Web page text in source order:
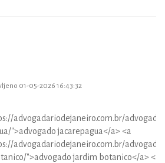
01-05-2026 16:43:32
advogadariodejaneiro.com.br/advogado-
">advogado jacarepagua</a> <a
advogadariodejaneiro.com.br/advogado-
">advogado jardim botanico</a> <a